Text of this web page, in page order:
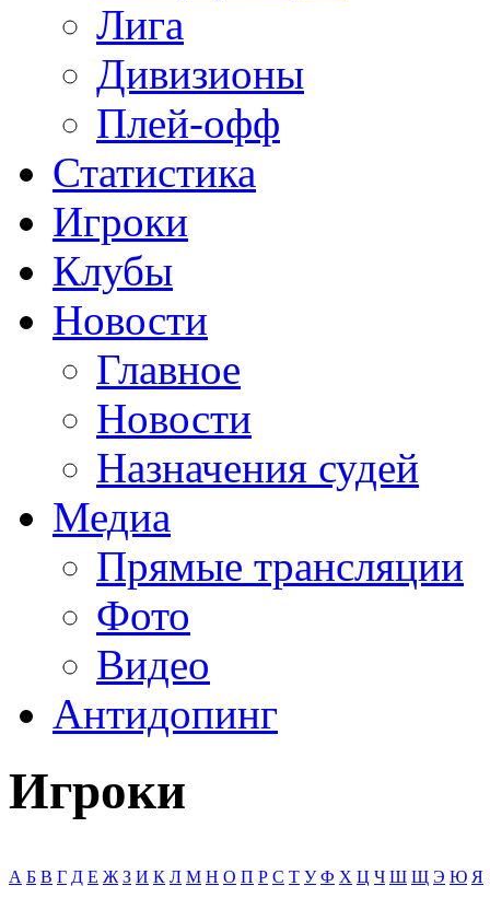
Лига
Дивизионы
Плей-офф
Статистика
Игроки
Клубы
Новости
Главное
Новости
Назначения судей
Медиа
Прямые трансляции
Фото
Видео
Антидопинг
Игроки
А Б В Г Д Е Ж З И К Л М Н О П Р С Т У Ф Х Ц Ч Ш Щ Э Ю Я